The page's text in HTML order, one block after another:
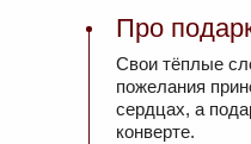
Про
Свои тёплые
пожелания
сердцах, а
конверте.